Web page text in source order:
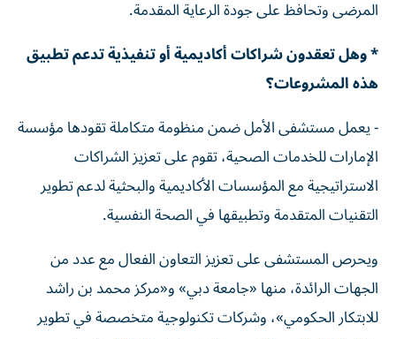
المرضى وتحافظ على جودة الرعاية المقدمة.
* وهل تعقدون شراكات أكاديمية أو تنفيذية تدعم تطبيق
هذه المشروعات؟
- يعمل مستشفى الأمل ضمن منظومة متكاملة تقودها مؤسسة
الإمارات للخدمات الصحية، تقوم على تعزيز الشراكات
الاستراتيجية مع المؤسسات الأكاديمية والبحثية لدعم تطوير
التقنيات المتقدمة وتطبيقها في الصحة النفسية.
ويحرص المستشفى على تعزيز التعاون الفعال مع عدد من
الجهات الرائدة، منها «جامعة دبي» و«مركز محمد بن راشد
للابتكار الحكومي»، وشركات تكنولوجية متخصصة في تطوير